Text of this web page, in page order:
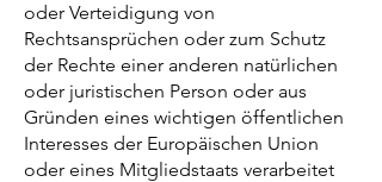
oder Verteidigung von
Rechtsansprüchen oder zum Schutz
der Rechte einer anderen natürlichen
oder juristischen Person oder aus
Gründen eines wichtigen öffentlichen
Interesses der Europäischen Union
oder eines Mitgliedstaats verarbeitet